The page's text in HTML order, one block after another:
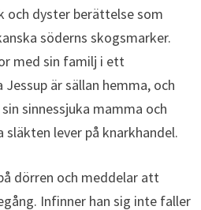
och dyster berättelse som
söderns skogsmarker.
med sin familj i ett
är sällan hemma, och
sinnessjuka mamma och
släkten lever på knarkhandel.
dörren och meddelar att
Infinner han sig inte faller